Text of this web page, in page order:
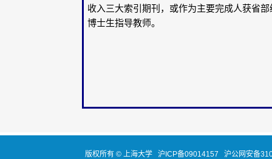
收入三大索引期刊，或作为主要完成人获省
博士生指导教师。
版权所有 © 上海大学 沪ICP备09014157 沪公网安备